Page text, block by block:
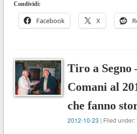
Condividi:
Facebook X
Tiro a Segno
Comani al
che fanno
2012-10-23 | Filed under: